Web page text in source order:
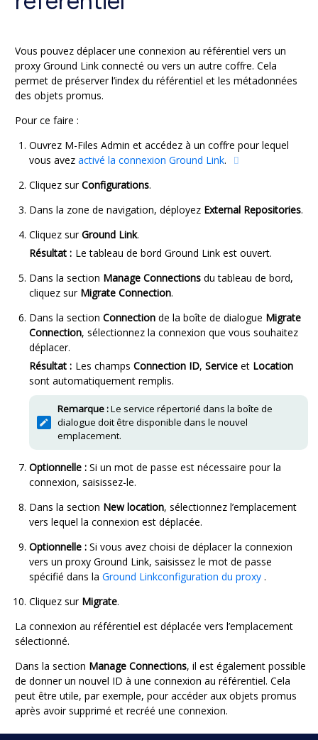
Vous pouvez déplacer une connexion au référentiel vers un
proxy Ground Link connecté ou vers un autre coffre. Cela
permet de préserver l’index du référentiel et les métadonnées
des objets promus.
Pour ce faire :
Ouvrez M-Files Admin et accédez à un coffre pour lequel
vous avez activé la connexion Ground Link.
Cliquez surConfigurations.
Dans la zone de navigation, déployez External Repositories.
Cliquez surGround Link.
Résultat : Le tableau de bord Ground Link est ouvert.
Dans la section Manage Connections du tableau de bord,
cliquez sur Migrate Connection.
Dans la section Connection de la boîte de dialogue Migrate
Connection, sélectionnez la connexion que vous souhaitez
déplacer.
Résultat : Les champs Connection ID, Service et Location
sont automatiquement remplis.
Remarque :Le service répertorié dans la boîte de
dialogue doit être disponible dans le nouvel
emplacement.
Optionnelle : Si un mot de passe est nécessaire pour la
connexion, saisissez-le.
Dans la section New location, sélectionnez l’emplacement
vers lequel la connexion est déplacée.
Optionnelle : Si vous avez choisi de déplacer la connexion
vers un proxy Ground Link, saisissez le mot de passe
spécifié dans la Ground Linkconfiguration du proxy .
Cliquez sur Migrate.
La connexion au référentiel est déplacée vers l’emplacement
sélectionné.
Dans la section Manage Connections, il est également possible
de donner un nouvel ID à une connexion au référentiel. Cela
peut être utile, par exemple, pour accéder aux objets promus
après avoir supprimé et recréé une connexion.